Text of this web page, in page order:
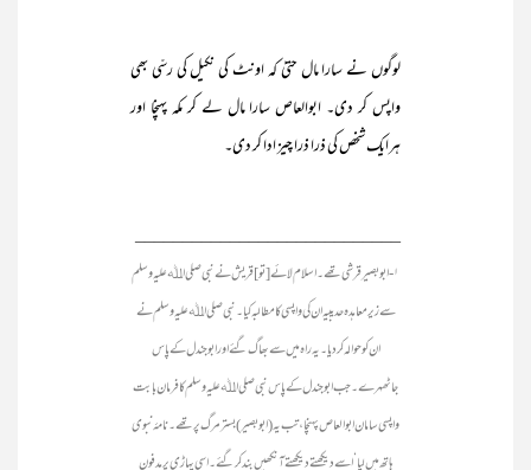
لوگوں نے سارا مال حتیٰ کہ اونٹ کی نکیل کی رسّی بھی
واپس کر دی۔ ابوالعاص سارا مال لے کر مکہ پہنچا اور
ہرایک شخص کی ذرا ذرا چیز ادا کر دی۔
____________________________
۱- ابو بصیر قرشی تھے۔ اسلام لائے [تو] قریش نے نبی صلی اﷲ علیہ وسلم
سے زیر معاہدہ حدیبیہ ان کی واپسی کا مطالبہ کیا۔ نبی صلی اﷲ علیہ وسلم نے
ان کو حوالہ کردیا۔ یہ راہ میں سے بھاگ گئے اور ابوجندل کے پاس
جاٹھہرے۔ جب ابوجندل کے پاس نبی صلی اﷲ علیہ وسلم کا فرمان بابت
واپسی سامان ابوالعاص پہنچا، تب یہ (ابوبصیر) بستر مرگ پر تھے۔ نامۂ نبوی
ہاتھ میں لیا‘ اسے دیکھتے دیکھتے آنکھیں بند کرگئے۔ اسی پہاڑی پر مدفون